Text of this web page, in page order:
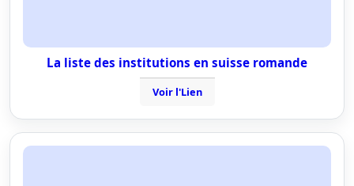
La liste des institutions en suisse romande
Voir l'Lien